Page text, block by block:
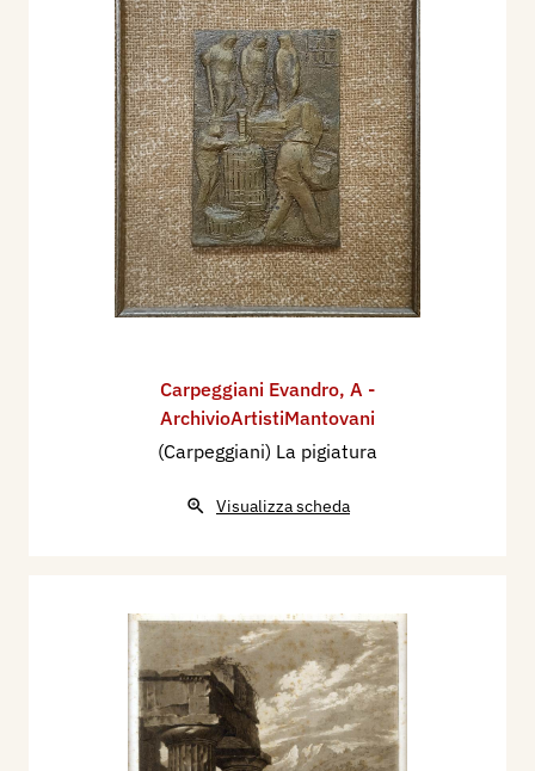
Carpeggiani Evandro, A -
ArchivioArtistiMantovani
(Carpeggiani) La pigiatura
Visualizza scheda